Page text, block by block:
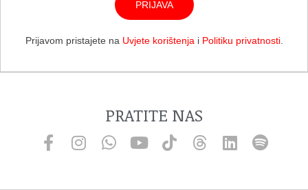
PRIJAVA
Prijavom pristajete na Uvjete korištenja i Politiku privatnosti.
PRATITE NAS